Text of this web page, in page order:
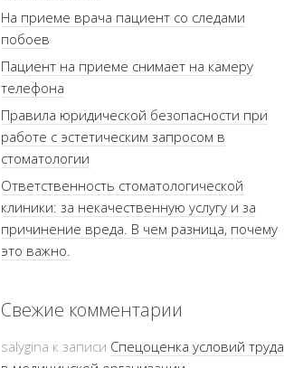
На приеме врача пациент со следами
побоев
Пациент на приеме снимает на камеру
телефона
Правила юридической безопасности при
работе с эстетическим запросом в
стоматологии
Ответственность стоматологической
клиники: за некачественную услугу и за
причинение вреда. В чем разница, почему
это важно.
Свежие комментарии
salygina к записи Спецоценка условий труда